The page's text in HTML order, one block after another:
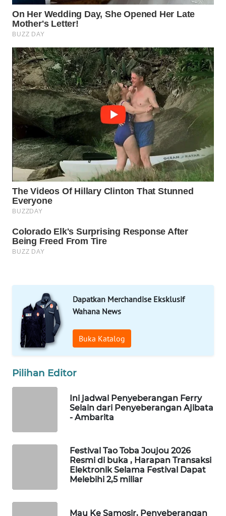
Dapatkan Merchandise Eksklusif
Wahana News
Buka Katalog
Pilihan Editor
Ini jadwal Penyeberangan Ferry
Selain dari Penyeberangan Ajibata
- Ambarita
Festival Tao Toba Joujou 2026
Resmi di buka , Harapan Transaksi
Elektronik Selama Festival Dapat
Melebihi 2,5 miliar
Mau Ke Samosir, Penyeberangan
MARTABAT
NET
WATCH
MKLI
LPKKI
LKKI
KOPEKLIN
PORTAL
KONSUMEN
ALPERKLINAS
TAMBANG
NEWS
SITUNGIR
NEWS
SIDIKALANG
NEWS
METRO